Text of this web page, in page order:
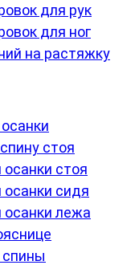
для рук
для ног
на растяжку
стоя
стоя
сидя
осанки лежа
спины